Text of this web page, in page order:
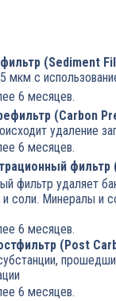
(Sediment
мкм с
6 месяцев.
(Carbon
удаление
6 месяцев.
фильтр
фильтр удаляет
соли. Минералы и
6 месяцев.
(Post
6 месяцев.